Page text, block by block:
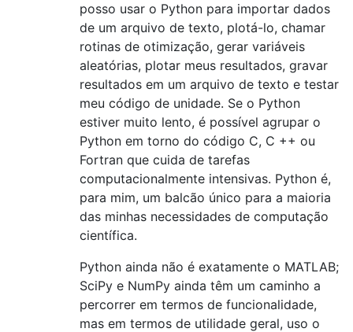
posso usar o Python para importar dados
de um arquivo de texto, plotá-lo, chamar
rotinas de otimização, gerar variáveis ​​
aleatórias, plotar meus resultados, gravar
resultados em um arquivo de texto e testar
meu código de unidade. Se o Python
estiver muito lento, é possível agrupar o
Python em torno do código C, C ++ ou
Fortran que cuida de tarefas
computacionalmente intensivas. Python é,
para mim, um balcão único para a maioria
das minhas necessidades de computação
científica.
Python ainda não é exatamente o MATLAB;
SciPy e NumPy ainda têm um caminho a
percorrer em termos de funcionalidade,
mas em termos de utilidade geral, uso o